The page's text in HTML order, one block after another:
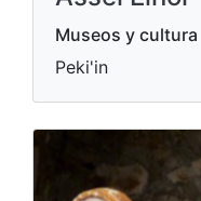
Museos y cultura
Peki'in